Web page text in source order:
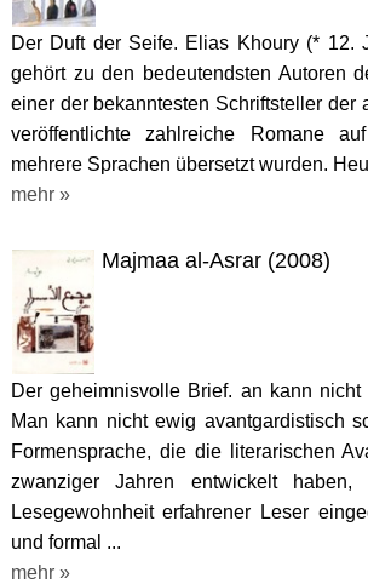
Der Duft der Seife. Elias Khoury (* 12.
gehört zu den bedeutendsten Autoren
einer der bekanntesten Schriftsteller der
veröffentlichte zahlreiche Romane
mehrere Sprachen übersetzt wurden.
mehr »
Majmaa al-Asrar (2008)
Der geheimnisvolle Brief. an kann
Man kann nicht ewig avantgardistisch
Formensprache, die die literarischen
zwanziger Jahren entwickelt
Lesegewohnheit erfahrener Leser
und formal ...
mehr »